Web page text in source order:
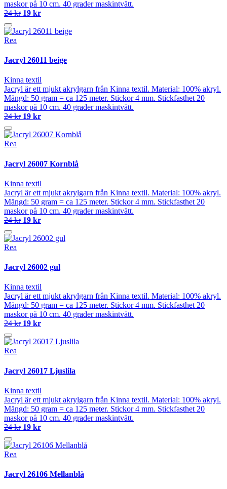
maskor på 10 cm. 40 grader maskintvätt.
24 kr 19 kr
Rea
Jacryl 26011 beige
Kinna textil
Jacryl är ett mjukt akrylgarn från Kinna textil. Material: 100% akryl.
Mängd: 50 gram = ca 125 meter. Stickor 4 mm. Stickfasthet 20
maskor på 10 cm. 40 grader maskintvätt.
24 kr 19 kr
Rea
Jacryl 26007 Kornblå
Kinna textil
Jacryl är ett mjukt akrylgarn från Kinna textil. Material: 100% akryl.
Mängd: 50 gram = ca 125 meter. Stickor 4 mm. Stickfasthet 20
maskor på 10 cm. 40 grader maskintvätt.
24 kr 19 kr
Rea
Jacryl 26002 gul
Kinna textil
Jacryl är ett mjukt akrylgarn från Kinna textil. Material: 100% akryl.
Mängd: 50 gram = ca 125 meter. Stickor 4 mm. Stickfasthet 20
maskor på 10 cm. 40 grader maskintvätt.
24 kr 19 kr
Rea
Jacryl 26017 Ljuslila
Kinna textil
Jacryl är ett mjukt akrylgarn från Kinna textil. Material: 100% akryl.
Mängd: 50 gram = ca 125 meter. Stickor 4 mm. Stickfasthet 20
maskor på 10 cm. 40 grader maskintvätt.
24 kr 19 kr
Rea
Jacryl 26106 Mellanblå